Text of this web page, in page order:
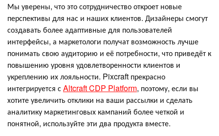
Мы уверены, что это сотрудничество откроет новые
перспективы для нас и наших клиентов. Дизайнеры смогут
создавать более адаптивные для пользователей
интерфейсы, а маркетологи получат возможность лучше
понимать свою аудиторию и её потребности, что приведёт к
повышению уровня удовлетворенности клиентов и
укреплению их лояльности. Pixcraft прекрасно
интегрируется сAltcraft CDP Platform, поэтому, если вы
хотите увеличить отклики на ваши рассылки и сделать
аналитику маркетинговых кампаний более четкой и
понятной, используйте эти два продукта вместе.